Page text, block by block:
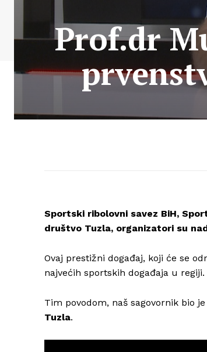
Prof.dr
Sportski ribolovni savez BiH,
društvo Tuzla, organizatori su
Ovaj prestižni događaj, koji će se
najvećih sportskih događaja u regiji.
Tim povodom, naš sagovornik bio je
Tuzla.